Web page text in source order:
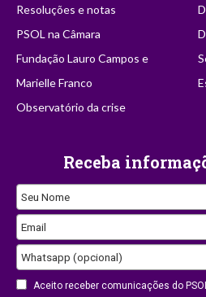
Resoluções e notas
PSOL na Câmara
Fundação Lauro Campos e
Marielle Franco
Observatório da crise
Receba
Company
Name
Seu Nome
Email
Whatsapp (opcional)
Aceito receber comunicações do